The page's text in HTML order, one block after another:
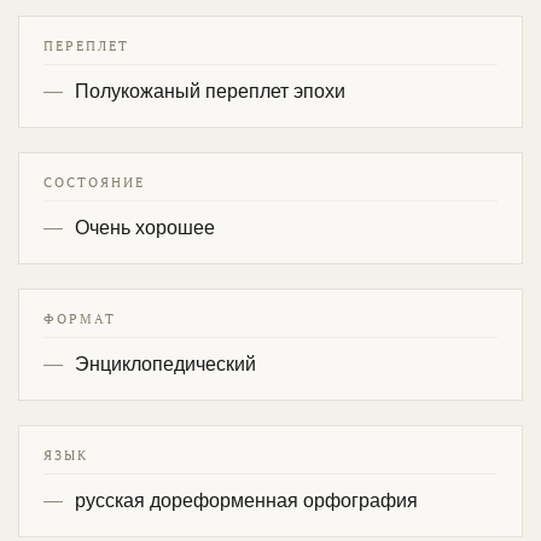
ПЕРЕПЛЕТ
Полукожаный переплет эпохи
СОСТОЯНИЕ
Очень хорошее
ФОРМАТ
Энциклопедический
ЯЗЫК
русская дореформенная орфография